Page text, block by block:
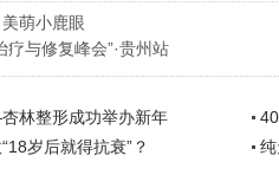
萌小鹿眼
与修复峰会”·贵州站
林整形成功举办新年
岁后就得抗衰”？